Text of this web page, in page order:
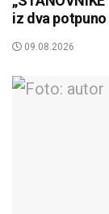
iz dva
09.08.2026